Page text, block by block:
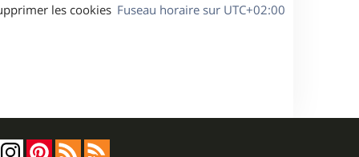
Fuseau horaire sur UTC+02:00
les cookies